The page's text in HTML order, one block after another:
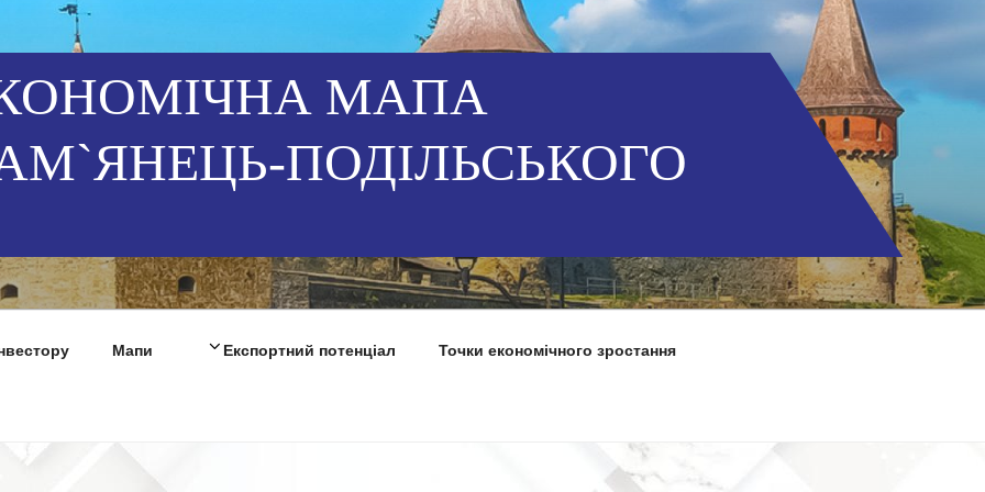
МАПА
ПОДІЛЬСЬКОГО
Мапи Експортний потенціал Точки економічного зростання